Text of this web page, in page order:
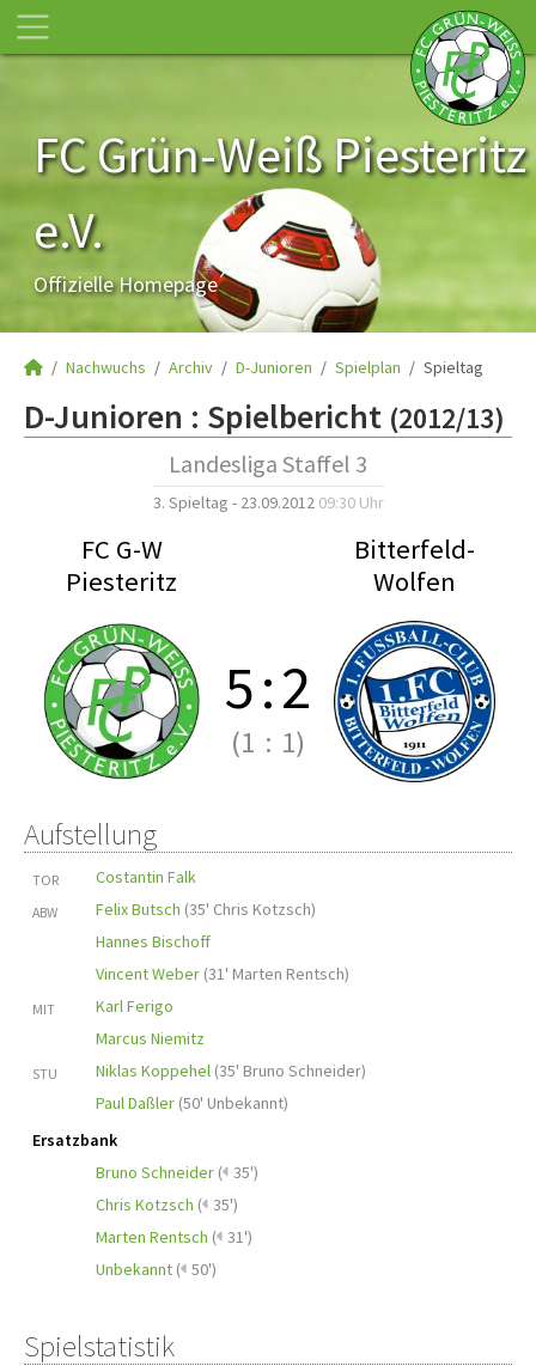
FC Grün-Weiß Piesteritz
e.V.
Offizielle Homepage
Nachwuchs Archiv D-Junioren Spielplan Spieltag
D-Junioren : Spielbericht (2012/13)
Landesliga Staffel 3
3. Spieltag - 23.09.2012 09:30 Uhr
FC G-W
Piesteritz
Bitterfeld-
Wolfen
5:2
(1 : 1)
Aufstellung
TOR Costantin Falk
ABW Felix Butsch (35' Chris Kotzsch)
Hannes Bischoff
Vincent Weber (31' Marten Rentsch)
MIT
Karl Ferigo
Marcus Niemitz
STU Niklas Koppehel (35' Bruno Schneider)
Paul Daßler (50' Unbekannt)
Ersatzbank
Bruno Schneider ( 35')
Chris Kotzsch ( 35')
Marten Rentsch ( 31')
Unbekannt ( 50')
Spielstatistik